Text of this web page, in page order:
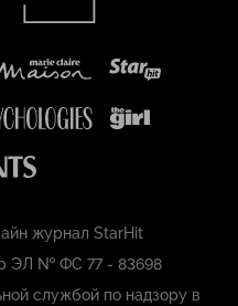
журнал StarHit
ЭЛ № ФС 77 - 83698
службой по надзору в